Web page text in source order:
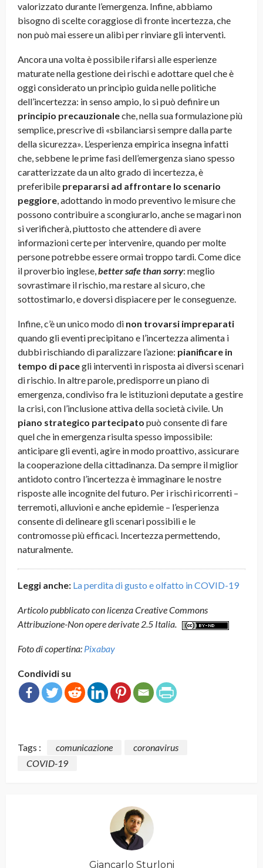
valorizzato durante l’emergenza. Infine, abbiamo
bisogno di scelte coraggiose di fronte incertezza, che
non può mai essere un alibi per rinviare gli interventi.
Ancora una volta è possibile rifarsi alle esperienze
maturate nella gestione dei rischi e adottare quel che è
oggi considerato un principio guida nelle politiche
dell’incertezza: in senso ampio, lo si può definire un
principio precauzionaleche, nella sua formulazione più
semplice, prescrive di «sbilanciarsi sempre dalla parte
della sicurezza». L’esperienza empirica insegna infatti
che, sebbene le prime fasi dell’emergenza siano spesso
caratterizzate da un alto grado di incertezza, è
preferibile prepararsi ad affrontare lo scenario
peggiore, adottando in modo preventivo le misure che
possono contribuire a scongiurarlo, anche se magari non
si verificherà, piuttosto che attendere di avere
informazioni certe per intervenire, quando per molte
persone potrebbe essere ormai troppo tardi. Come dice
il proverbio inglese,better safe than sorry: meglio
sovrastimare il rischio, ma restare al sicuro, che
sottostimarlo, e doversi dispiacere per le conseguenze.
Infine, c’è un unico modo di non trovarsi impreparati
quando gli eventi precipitano e l’incertezza alimenta i
dubbi rischiando di paralizzare l’azione: pianificare in
tempo di pacegli interventi in risposta ai diversi scenari
di rischio. In altre parole, predisporre un piano di
emergenza, condiviso fra le istituzioni deputate a gestire
la crisi, con l’inclusione attiva della società civile. Un
piano strategico partecipato può consente di fare
quel che in emergenza risulta spesso impossibile:
anticipare gli eventi, agire in modo proattivo, assicurare
la cooperazione della cittadinanza. Da sempre il miglior
antidoto contro l’incertezza è immaginare le nostre
risposte alle incognite del futuro. Per i rischi ricorrenti –
terremoti, alluvioni e anche epidemie – l’esperienza
consente di delineare gli scenari possibili e le
contromosse più efficaci. Incertezza permettendo,
naturalmente.
Leggi anche: La perdita di gusto e olfatto in COVID-19
Articolo pubblicato con licenza Creative Commons
Attribuzione-Non opere derivate 2.5 Italia.
Foto di copertina: Pixabay
Condividi su
Tags : comunicazione
coronavirus
COVID-19
Giancarlo Sturloni